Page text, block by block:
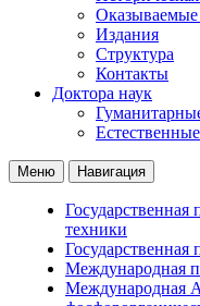
Оказываемые
Издания
Структура
Контакты
Доктора наук
Меню Навигация
техники
Международная
Международная